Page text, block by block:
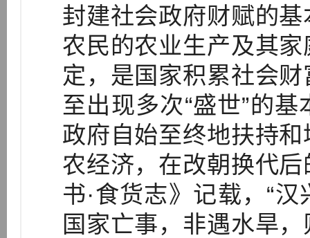
封建社会政府财赋的
农民的农业生产及其
定，是国家积累社会
至出现多次“盛世”的
政府自始至终地扶持
农经济，在改朝换代
书·食货志》记载，“
国家亡事，非遇水旱